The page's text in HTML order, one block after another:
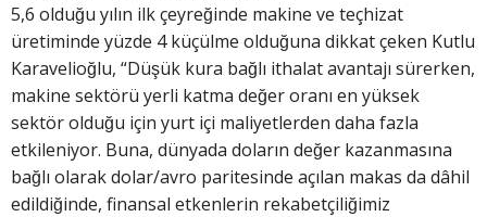
5,6 olduğu yılın ilk çeyreğinde makine ve teçhizat
üretiminde yüzde 4 küçülme olduğuna dikkat çeken Kutlu
Karavelioğlu, “Düşük kura bağlı ithalat avantajı sürerken,
makine sektörü yerli katma değer oranı en yüksek
sektör olduğu için yurt içi maliyetlerden daha fazla
etkileniyor. Buna, dünyada doların değer kazanmasına
bağlı olarak dolar/avro paritesinde açılan makas da dâhil
edildiğinde, finansal etkenlerin rekabetçiliğimiz